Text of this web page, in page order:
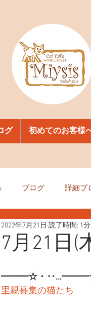
グ 初めてのお客様
ブログ 詳細プ
7月21日(
2022年7月21日 読了時間: 1分
━━━☆・
里親募集の猫たち